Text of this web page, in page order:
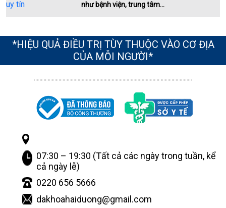
như bệnh viện, trung tâm...
*HIỆU QUẢ ĐIỀU TRỊ TÙY THUỘC VÀO CƠ ĐỊA
CỦA MỖI NGƯỜI*
07:30 – 19:30 (Tất cả các ngày trong tuần, kể
cả ngày lễ)
0220 656 5666
dakhoahaiduong@gmail.com